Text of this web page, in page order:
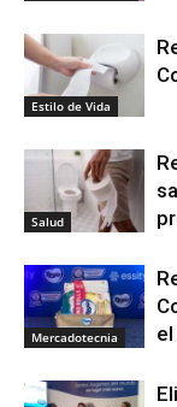
Estilo de Vida
Salud
Mercadotecnia